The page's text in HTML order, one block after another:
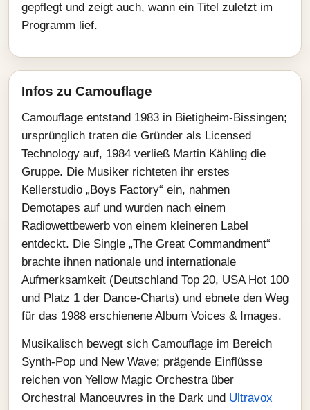
gepflegt und zeigt auch, wann ein Titel zuletzt im
Programm lief.
Infos zu Camouflage
Camouflage entstand 1983 in Bietigheim‑Bissingen;
ursprünglich traten die Gründer als Licensed
Technology auf, 1984 verließ Martin Kähling die
Gruppe. Die Musiker richteten ihr erstes
Kellerstudio „Boys Factory“ ein, nahmen
Demotapes auf und wurden nach einem
Radiowettbewerb von einem kleineren Label
entdeckt. Die Single „The Great Commandment“
brachte ihnen nationale und internationale
Aufmerksamkeit (Deutschland Top 20, USA Hot 100
und Platz 1 der Dance‑Charts) und ebnete den Weg
für das 1988 erschienene Album Voices & Images.
Musikalisch bewegt sich Camouflage im Bereich
Synth‑Pop und New Wave; prägende Einflüsse
reichen von Yellow Magic Orchestra über
Orchestral Manoeuvres in the Dark und Ultravox